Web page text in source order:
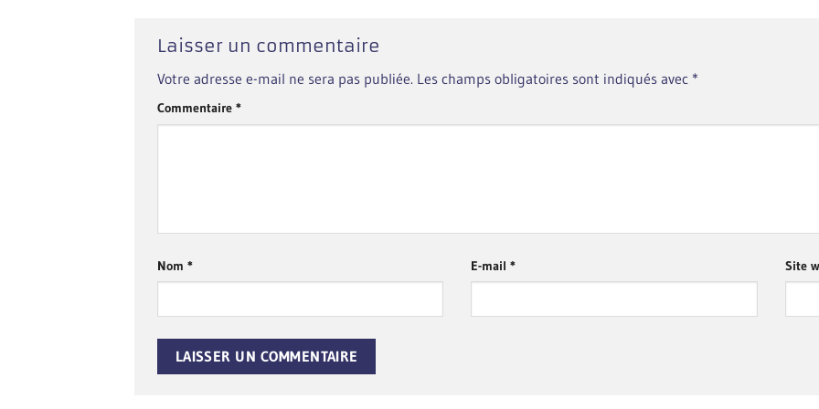
Laisser un commentaire
Votre adresse e-mail ne sera pas publiée. Les champs obligatoires sont indiqués avec *
Commentaire *
Nom * E-mail* Site